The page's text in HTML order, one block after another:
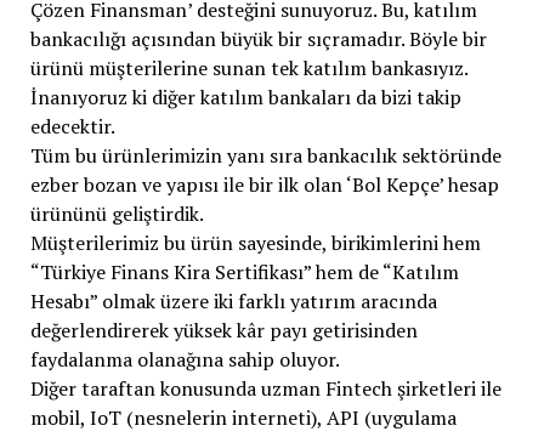
Çözen Finansman’ desteğini sunuyoruz. Bu, katılım
bankacılığı açısından büyük bir sıçramadır. Böyle bir
ürünü müşterilerine sunan tek katılım bankasıyız.
İnanıyoruz ki diğer katılım bankaları da bizi takip
edecektir.
Tüm bu ürünlerimizin yanı sıra bankacılık sektöründe
ezber bozan ve yapısı ile bir ilk olan ‘Bol Kepçe’ hesap
ürününü geliştirdik.
Müşterilerimiz bu ürün sayesinde, birikimlerini hem
“Türkiye Finans Kira Sertifikası” hem de “Katılım
Hesabı” olmak üzere iki farklı yatırım aracında
değerlendirerek yüksek kâr payı getirisinden
faydalanma olanağına sahip oluyor.
Diğer taraftan konusunda uzman Fintech şirketleri ile
mobil, IoT (nesnelerin interneti), API (uygulama